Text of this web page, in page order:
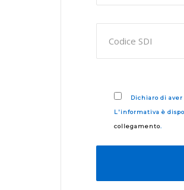
Dichiaro di
L'informativa è
collegamento.